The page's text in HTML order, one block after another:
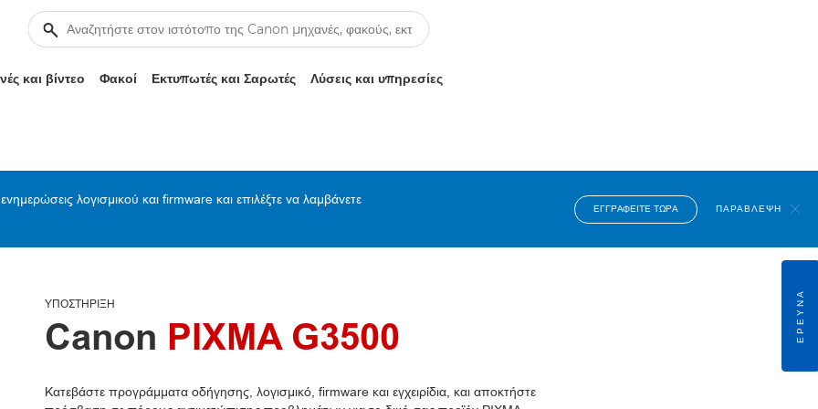
και βίντεο Φακοί Εκτυπωτές και Σαρωτές Λύσεις και υπηρεσίες
λογισμικού και firmware και επιλέξτε να λαμβάνετε
ΕΓΓΡΑΦΕΊΤΕ ΤΏΡΑ ΠΑΡΆΒΛΕΨΗ
ΥΠΟΣΤΉΡΙΞΗ
Canon PIXMA G3500
Κατεβάστε προγράμματα οδήγησης, λογισμικό, firmware και εγχειρίδια, και αποκτήστε
ΈΡΕΥΝΑ